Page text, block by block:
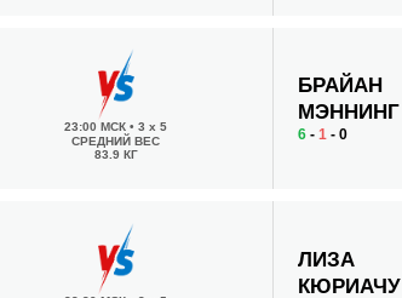
23:00 МСК• 3 x 5
СРЕДНИЙ ВЕС
83.9 КГ
БРАЙАН
МЭННИНГ
6 -1 - 0
ЛИЗА
КЮРИАЧУ